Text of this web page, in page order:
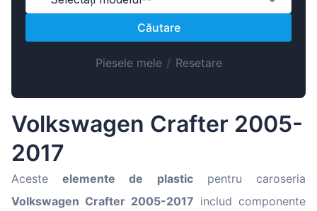
Lietuvių
Slovenian
Latvian
Căutare
Piesele mele/ Resetare
Volkswagen Crafter 2005-
2017
Acesteelemente de plasticpentru caroseria
Volkswagen Crafter 2005-2017 includ componente